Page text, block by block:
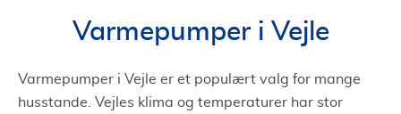
Varmepumper i Vejle
Varmepumper i Vejle er et populært valg for mange
husstande. Vejles klima og temperaturer har stor